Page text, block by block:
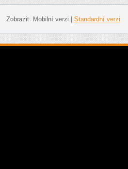
Zobrazit: Mobilní verzi Standardní verzi